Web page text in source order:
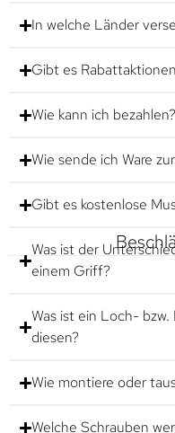
In welche Länder
Gibt es
Wie kann ich bezahlen?
Wie sende ich Ware
Gibt es kostenlose
Was ist der
einem Griff?
Was ist ein Loch-
diesen?
Wie montiere oder
Welche Schrauben